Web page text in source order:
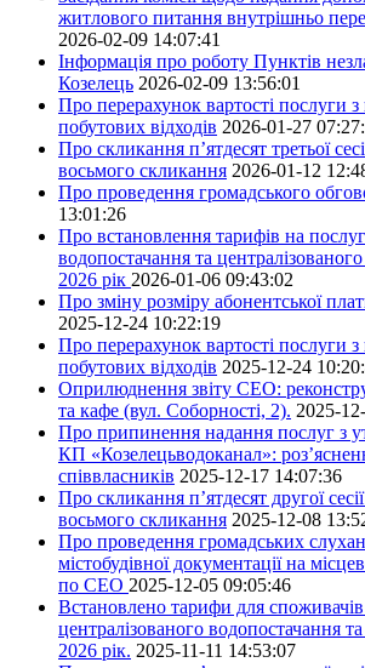
житлового питання внутрішньо
2026-02-09 14:07:41
Інформація про роботу Пунктів
Козелець 2026-02-09 13:56:01
Про перерахунок вартості послуги з
побутових відходів 2026-01-27
Про скликання п’ятдесят третьої
восьмого скликання 2026-01-12
Про проведення громадського
13:01:26
Про встановлення тарифів на
водопостачання та
2026 рік 2026-01-06 09:43:02
Про зміну розміру абонентської
2025-12-24 10:22:19
Про перерахунок вартості послуги з
побутових відходів 2025-12-24
Оприлюднення звіту СЕО:
та кафе (вул. Соборності, 2). 2025-
Про припинення надання послуг з
КП «Козелецьводоканал»:
співвласників 2025-12-17 14:07:36
Про скликання п’ятдесят другої
восьмого скликання 2025-12-08
Про проведення громадських
містобудівної документації на
по СЕО 2025-12-05 09:05:46
Встановлено тарифи для
централізованого водопостачання
2026 рік. 2025-11-11 14:53:07